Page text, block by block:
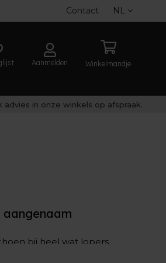
Contact NL
Aanmelden Winkelmandje
advies in onze winkels op afspraak.
aangenaam
bij heel wat lopers.